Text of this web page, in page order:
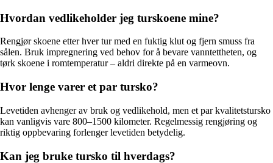
Hvordan vedlikeholder jeg turskoene mine?
Rengjør skoene etter hver tur med en fuktig klut og fjern smuss fra
sålen. Bruk impregnering ved behov for å bevare vanntettheten, og
tørk skoene i romtemperatur – aldri direkte på en varmeovn.
Hvor lenge varer et par tursko?
Levetiden avhenger av bruk og vedlikehold, men et par kvalitetstursko
kan vanligvis vare 800–1500 kilometer. Regelmessig rengjøring og
riktig oppbevaring forlenger levetiden betydelig.
Kan jeg bruke tursko til hverdags?